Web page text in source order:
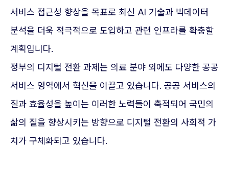
서비스 접근성 향상을 목표로 최신 AI 기술과 빅데이터
분석을 더욱 적극적으로 도입하고 관련 인프라를 확충할
계획입니다.
정부의 디지털 전환 과제는 의료 분야 외에도 다양한 공공
서비스 영역에서 혁신을 이끌고 있습니다. 공공 서비스의
질과 효율성을 높이는 이러한 노력들이 축적되어 국민의
삶의 질을 향상시키는 방향으로 디지털 전환의 사회적 가
치가 구체화되고 있습니다.